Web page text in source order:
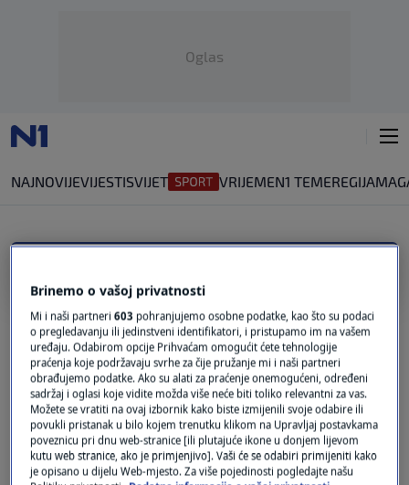
Oglas
NAJNOVIJEVIJESTISVIJET VRIJEMEN1 TEMEREGIJA
"ANTISOCIJALNO PONAŠANJE"
Novo pravilo u Švedskoj: Moguće
oduzimanje boravišnih dozvola zbog
"lošeg ponašanja"
SVIJET|24. ožu. | 1
INCIDENT U SABORNICI
Zekanović vikao po Saboru: "Go*nari s
ljevice snimaju moju privatnu
korespondenciju!"
Brinemo o vašoj privatnosti
Mi i naši partneri603 pohranjujemo osobne podatke, kao što su podaci
o pregledavanju ili jedinstveni identifikatori, i pristupamo im na vašem
uređaju. Odabirom opcije Prihvaćam omogućit ćete tehnologije
praćenja koje podržavaju svrhe za čije pružanje mi i naši partneri
obrađujemo podatke. Ako su alati za praćenje onemogućeni, određeni
sadržaj i oglasi koje vidite možda više neće biti toliko relevantni za vas.
Možete se vratiti na ovaj izbornik kako biste izmijenili svoje odabire ili
povukli pristanak u bilo kojem trenutku klikom na Upravljaj postavkama
poveznicu pri dnu web-stranice [ili plutajuće ikone u donjem lijevom
kutu web stranice, ako je primjenjivo]. Vaši će se odabiri primijeniti kako
je opisano u dijelu Web-mjesto. Za više pojedinosti pogledajte našu